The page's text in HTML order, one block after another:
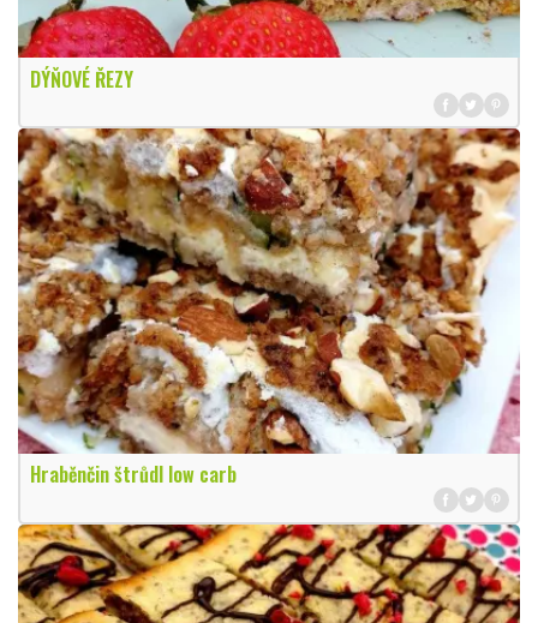
DÝŇOVÉ ŘEZY
Hraběnčin štrůdl low carb